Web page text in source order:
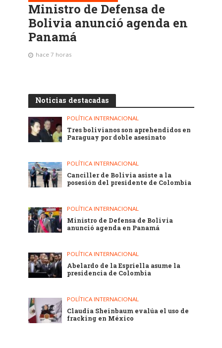
Ministro de Defensa de
Bolivia anunció agenda en
Panamá
hace 7 horas
Noticias destacadas
POLÍTICA INTERNACIONAL
Tres bolivianos son aprehendidos en
Paraguay por doble asesinato
POLÍTICA INTERNACIONAL
Canciller de Bolivia asiste a la
posesión del presidente de Colombia
POLÍTICA INTERNACIONAL
Ministro de Defensa de Bolivia
anunció agenda en Panamá
POLÍTICA INTERNACIONAL
Abelardo de la Espriella asume la
presidencia de Colombia
POLÍTICA INTERNACIONAL
Claudia Sheinbaum evalúa el uso de
fracking en México